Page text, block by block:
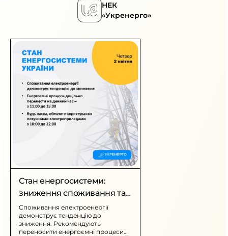
НЕК
«Укренерго»
Стан енергосистеми:
зниження споживання та
обмеження
Споживання електроенергії
демонструє тенденцію до
зниження. Рекомендують
переносити енергоємні процеси